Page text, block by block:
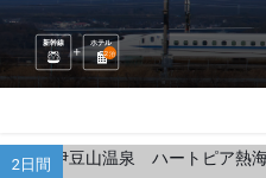
新幹線
ホテル
2泊
2日間